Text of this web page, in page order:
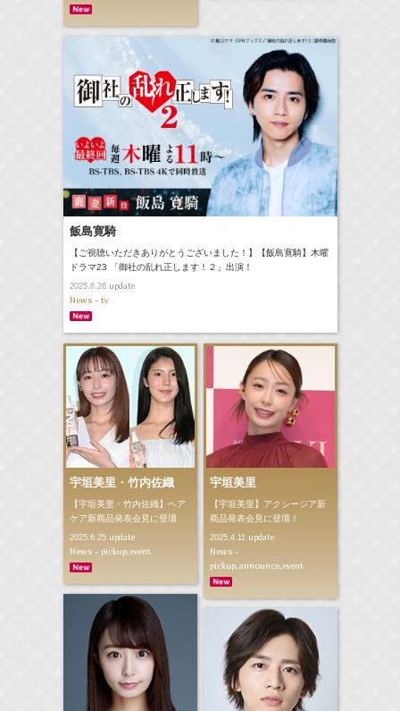
飯島寛騎
【ご視聴いただきありがとうございました！】【飯島寛騎】木曜
ドラマ23 「御社の乱れ正します！２」出演！
2025.6.26update
News - tv
宇垣美里・竹内佐織
【宇垣美里・竹内佐織】ヘア
ケア新商品発表会見に登壇
2025.6.25update
News - pickup,event
宇垣美里
【宇垣美里】アクシージア新
商品発表会見に登壇！
2025.4.11 update
News -
pickup,announce,event